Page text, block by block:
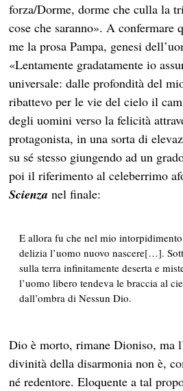
forza/Dorme, dorme che culla la
cose che saranno». A confermare
me la prosa Pampa, genesi
«Lentamente gradatamente io
universale: dalle profondità del
ribattevo per le vie del cielo il
degli uomini verso la felicità
protagonista, in una sorta di
su sé stesso giungendo ad un
poi il riferimento al celeberrimo
Scienza nel finale:
E allora fu che nel mio
delizia l’uomo nuovo nascere[…].
sulla terra infinitamente deserta e
l’uomo libero tendeva le braccia al
dall’ombra di Nessun Dio.
Dio è morto, rimane Dioniso, ma
divinità della disarmonia non è,
né redentore. Eloquente a tal